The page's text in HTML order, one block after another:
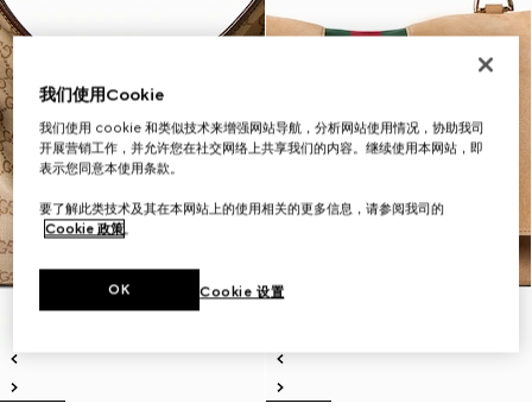
我们使用Cookie
我们使用 cookie 和类似技术来增强网站导航，分析网站使用情况，协助我司
开展营销工作，并允许您在社交网络上共享我们的内容。继续使用本网站，即
表示您同意本使用条款。
要了解此类技术及其在本网站上的使用相关的更多信息，请参阅我司的
Cookie 政策。
Cookie 设置
OK